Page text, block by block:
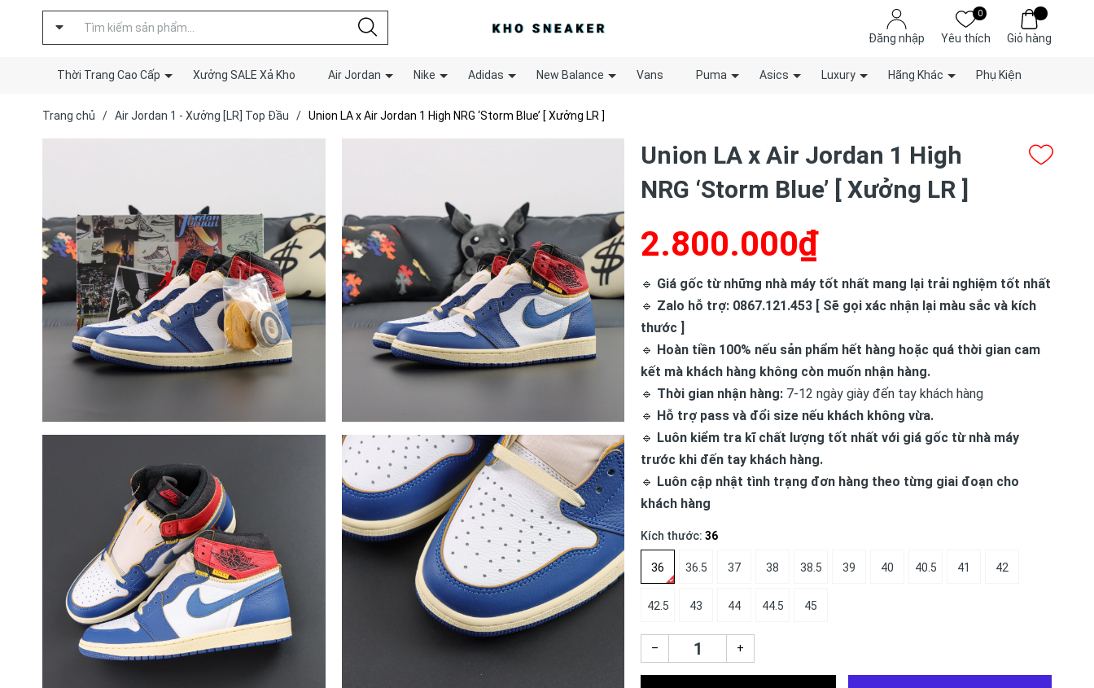
Đăng nhập
0
Yêu thích Giỏ hàng
Thời Trang Cao Cấp Xưởng SALE Xả Kho Air Jordan Nike Adidas New Balance Vans Puma Asics Luxury Hãng Khác Phụ Kiện
Trang chủ / Air Jordan 1 - Xưởng [LR] Top Đầu / Union LA x Air Jordan 1 High NRG ‘Storm Blue’ [ Xưởng LR ]
Union LA x Air Jordan 1 High
NRG ‘Storm Blue’ [ Xưởng LR ]
2.800.000₫
🔹 Giá gốc từ những nhà máy tốt nhất mang lại trải nghiệm tốt nhất
🔹 Zalo hỗ trợ: 0867.121.453 [ Sẽ gọi xác nhận lại màu sắc và kích
thước ]
🔹 Hoàn tiền 100% nếu sản phẩm hết hàng hoặc quá thời gian cam
kết mà khách hàng không còn muốn nhận hàng.
🔹 Thời gian nhận hàng: 7-12 ngày giày đến tay khách hàng
🔹 Hỗ trợ pass và đổi size nếu khách không vừa.
🔹 Luôn kiểm tra kĩ chất lượng tốt nhất với giá gốc từ nhà máy
trước khi đến tay khách hàng.
🔹 Luôn cập nhật tình trạng đơn hàng theo từng giai đoạn cho
khách hàng
Kích thước: 36
36 36.5 37 38 38.5 39 40 40.5 41 42
42.5 43 44 44.5 45
– +